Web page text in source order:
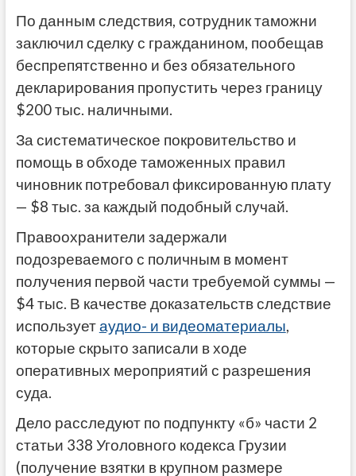
По данным следствия, сотрудник таможни
заключил сделку с гражданином, пообещав
беспрепятственно и без обязательного
декларирования пропустить через границу
$200 тыс. наличными.
За систематическое покровительство и
помощь в обходе таможенных правил
чиновник потребовал фиксированную плату
— $8 тыс. за каждый подобный случай.
Правоохранители задержали
подозреваемого с поличным в момент
получения первой части требуемой суммы —
$4 тыс. В качестве доказательств следствие
используетаудио- и видеоматериалы,
которые скрыто записали в ходе
оперативных мероприятий с разрешения
суда.
Дело расследуют по подпункту «б» части 2
статьи 338 Уголовного кодекса Грузии
(получение взятки в крупном размере